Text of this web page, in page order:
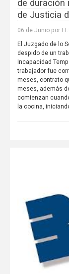
de duración
de Justicia
06 de Junio por
El Juzgado de lo
despido de un
Incapacidad
trabajador fue
meses, contrato
meses, además
comienzan
la cocina,